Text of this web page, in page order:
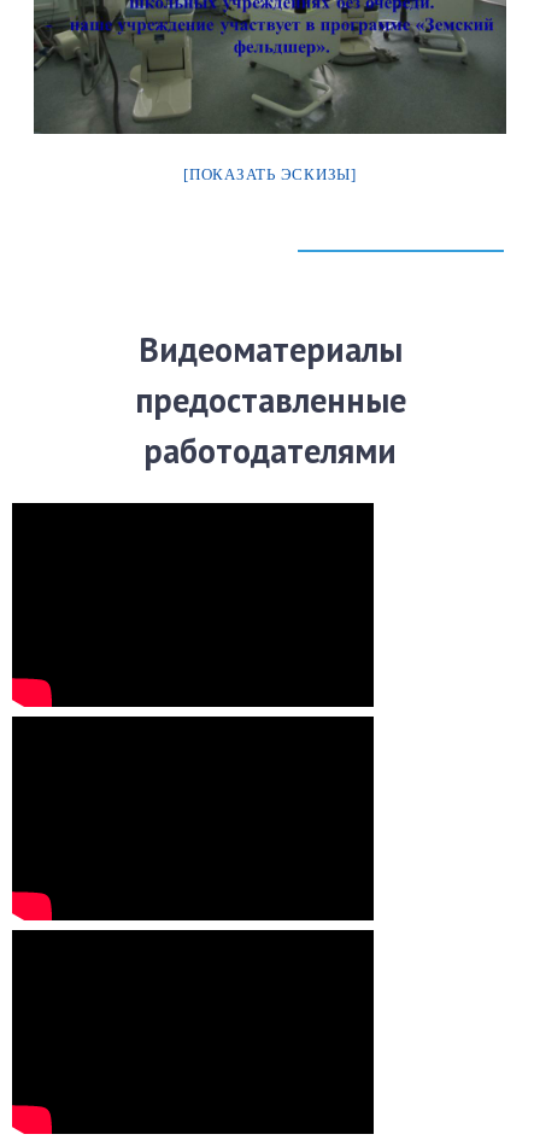
[ПОКАЗАТЬ ЭСКИЗЫ]
Видеоматериалы
предоставленные
работодателями